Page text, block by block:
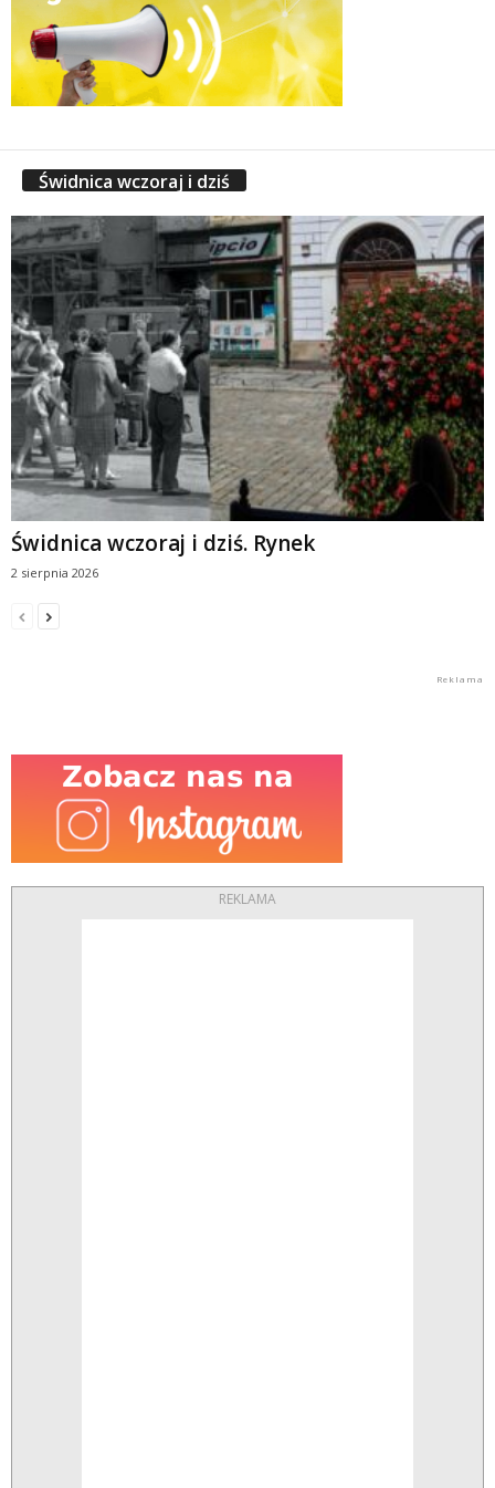
Świdnica wczoraj i dziś
Świdnica wczoraj i dziś. Rynek
2 sierpnia 2026
REKLAMA